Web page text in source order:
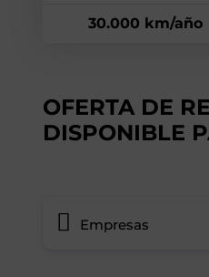
30.000 km/año
OFERTA DE
DISPONIBLE
Empresas